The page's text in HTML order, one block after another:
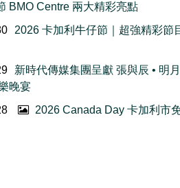
BMO Centre 兩大精彩亮點
2026 卡加利牛仔節｜超強精彩節
新時代傳媒集團呈獻 張與辰 • 明
晚宴
2026 Canada Day 卡加利市